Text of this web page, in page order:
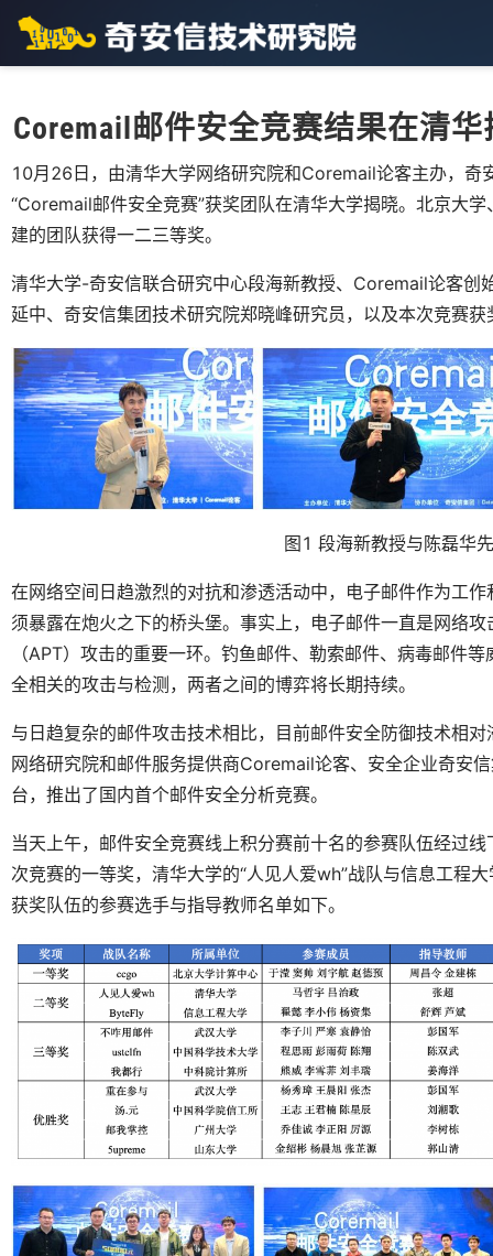
Coremail邮件安全竞赛结果在清
10月26日，由清华大学网络研究院和Coremail论客主办，
“Coremail邮件安全竞赛”获奖团队在清华大学揭晓。北京大
建的团队获得一二三等奖。
清华大学-奇安信联合研究中心段海新教授、Coremail论客
延中、奇安信集团技术研究院郑晓峰研究员，以及本次竞赛
图1 段海新教授与陈磊华
在网络空间日趋激烈的对抗和渗透活动中，电子邮件作为工
须暴露在炮火之下的桥头堡。事实上，电子邮件一直是网络
（APT）攻击的重要一环。钓鱼邮件、勒索邮件、病毒邮件
全相关的攻击与检测，两者之间的博弈将长期持续。
与日趋复杂的邮件攻击技术相比，目前邮件安全防御技术相
网络研究院和邮件服务提供商Coremail论客、安全企业奇安
台，推出了国内首个邮件安全分析竞赛。
当天上午，邮件安全竞赛线上积分赛前十名的参赛队伍经过
次竞赛的一等奖，清华大学的“人见人爱wh”战队与信息工程
获奖队伍的参赛选手与指导教师名单如下。